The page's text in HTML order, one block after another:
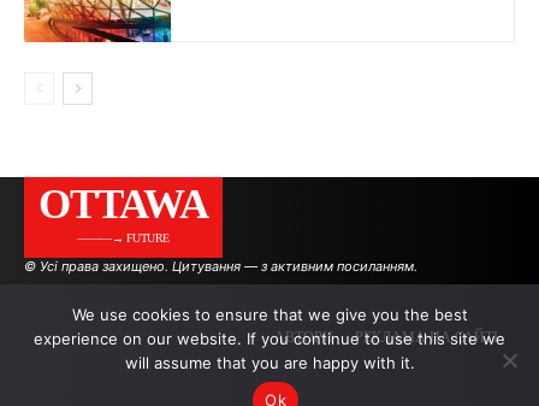
OTTAWA
———→ FUTURE
© Усі права захищено. Цитування — з активним посиланням.
АВТОРИ РЕКЛАМА НА САЙТІ
We use cookies to ensure that we give you the best
experience on our website. If you continue to use this site we
will assume that you are happy with it.
Ok